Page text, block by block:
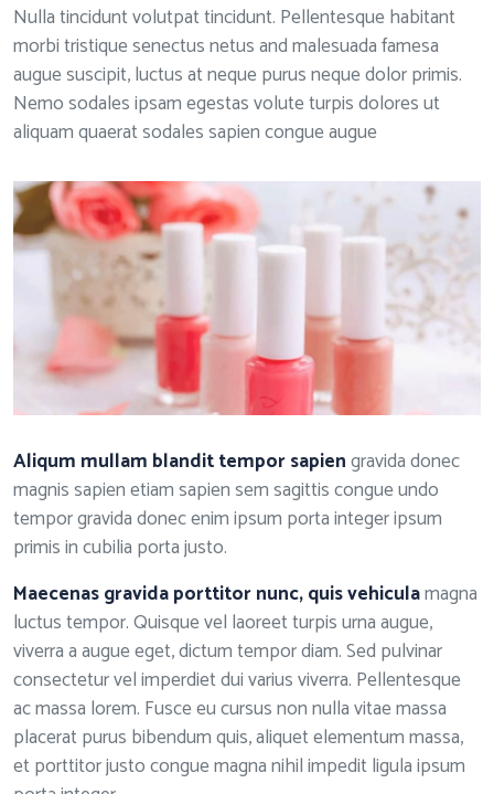
Nulla tincidunt volutpat tincidunt. Pellentesque habitant
morbi tristique senectus netus and malesuada famesa
augue suscipit, luctus at neque purus neque dolor primis.
Nemo sodales ipsam egestas volute turpis dolores ut
aliquam quaerat sodales sapien congue augue
Aliqum mullam blandit tempor sapiengravida donec
magnis sapien etiam sapien sem sagittis congue undo
tempor gravida donec enim ipsum porta integer ipsum
primis in cubilia porta justo.
Maecenas gravida porttitor nunc, quis vehiculamagna
luctus tempor. Quisque vel laoreet turpis urna augue,
viverra a augue eget, dictum tempor diam. Sed pulvinar
consectetur vel imperdiet dui varius viverra. Pellentesque
ac massa lorem. Fusce eu cursus non nulla vitae massa
placerat purus bibendum quis, aliquet elementum massa,
et porttitor justo congue magna nihil impedit ligula ipsum